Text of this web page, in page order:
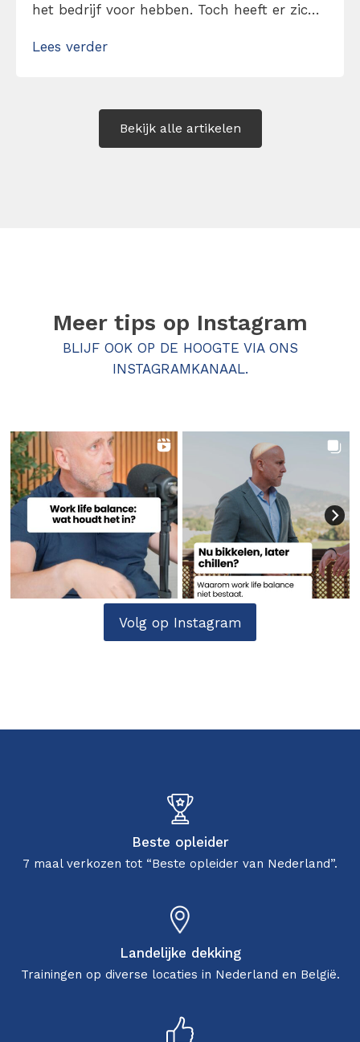
het bedrijf voor hebben. Toch heeft er zich
eigenlijk, maar doordat een collega de
Lees verder
Bekijk alle artikelen
Meer tips op Instagram
BLIJF OOK OP DE HOOGTE VIA ONS
INSTAGRAMKANAAL.
Volg op Instagram
Beste opleider
7 maal verkozen tot “Beste opleider van Nederland”.
Landelijke dekking
Trainingen op diverse locaties in Nederland en België.